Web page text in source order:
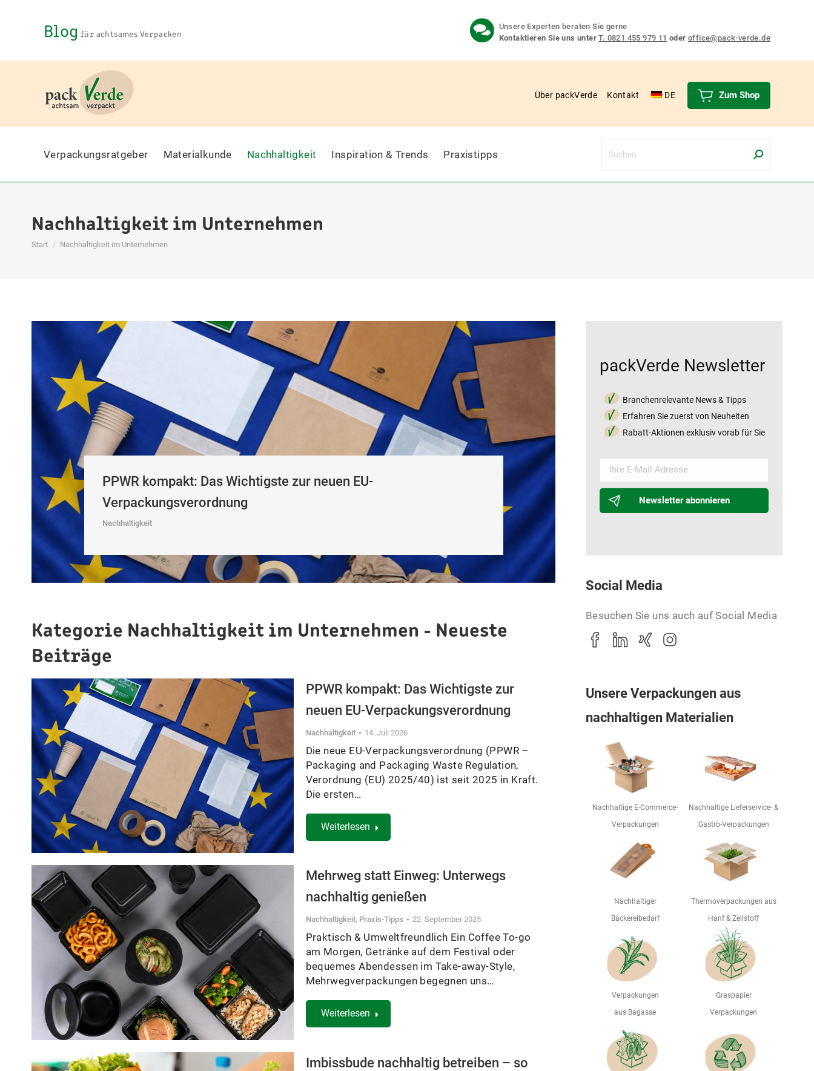
Blog für achtsames Verpacken
Unsere Experten beraten Sie gerne
Kontaktieren Sie uns unterT. 0821 455 979 11 oderoffice@pack-verde.de
Über packVerde Kontakt DE Zum Shop
Verpackungsratgeber Materialkunde Nachhaltigkeit Inspiration & Trends Praxistipps
Nachhaltigkeit im Unternehmen
Sie befinden sich hier:
Start Nachhaltigkeit im Unternehmen
PPWR kompakt: Das Wichtigste zur neuen EU-
Verpackungsverordnung
Nachhaltigkeit
Kategorie Nachhaltigkeit im Unternehmen - Neueste
Beiträge
PPWR kompakt: Das Wichtigste zur
neuen EU-Verpackungsverordnung
Nachhaltigkeit 14. Juli 2026
Die neue EU-Verpackungsverordnung (PPWR –
Packaging and Packaging Waste Regulation,
Verordnung (EU) 2025/40) ist seit 2025 in Kraft.
Die ersten…
Weiterlesen
Mehrweg statt Einweg: Unterwegs
nachhaltig genießen
Nachhaltigkeit, Praxis-Tipps 22. September 2025
Praktisch & Umweltfreundlich Ein Coffee To-go
am Morgen, Getränke auf dem Festival oder
bequemes Abendessen im Take-away-Style,
Mehrwegverpackungen begegnen uns…
Weiterlesen
Imbissbude nachhaltig betreiben – so
packVerde Newsletter
Branchenrelevante News & Tipps
Erfahren Sie zuerst von Neuheiten
Rabatt-Aktionen exklusiv vorab für Sie
Newsletter abonnieren
Social Media
Besuchen Sie uns auch auf Social Media
Unsere Verpackungen aus
nachhaltigen Materialien
Nachhaltige E-Commerce-
Verpackungen
Nachhaltige Lieferservice- &
Gastro-Verpackungen
Nachhaltiger
Bäckereibedarf
Thermoverpackungen aus
Hanf & Zellstoff
Verpackungen
aus Bagasse
Graspapier
Verpackungen